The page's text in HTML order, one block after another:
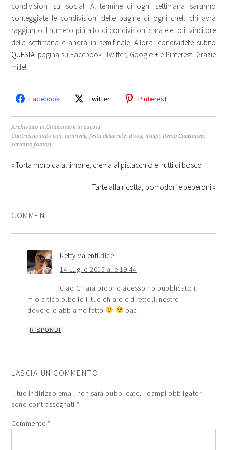
condivisioni sui social. Al termine di ogni settimana saranno
conteggiate le condivisioni delle pagine di ogni chef: chi avrà
raggiunto il numero più alto di condivisioni sarà eletto il vincitore
della settimana e andrà in semifinale. Allora, condividete subito
QUESTA pagina su Facebook, Twitter, Google + e Pinterest. Grazie
mille!
Facebook Twitter Pinterest
Archiviato in:Chiacchiere in cucina
Contrassegnato con:animelle,festa della rete, iFood, inalpi,Remo Capitaneo,
saranno famosi
« Torta morbida al limone, crema al pistacchio e frutti di bosco
Tarte alla ricotta, pomodori e peperoni »
COMMENTI
Ketty Valenti dice
14 Luglio 2015 alle 19:44
Ciao Chiara proprio adesso ho pubblicato il
mio articolo,bello il tuo chiaro e diretto,il nostro
dovere lo abbiamo fatto
baci
RISPONDI
LASCIA UN COMMENTO
Il tuo indirizzo email non sarà pubblicato. I campi obbligatori
sono contrassegnati*
Commento *